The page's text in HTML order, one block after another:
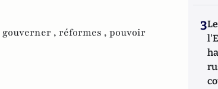
gouverner , réformes , pouvoir 3